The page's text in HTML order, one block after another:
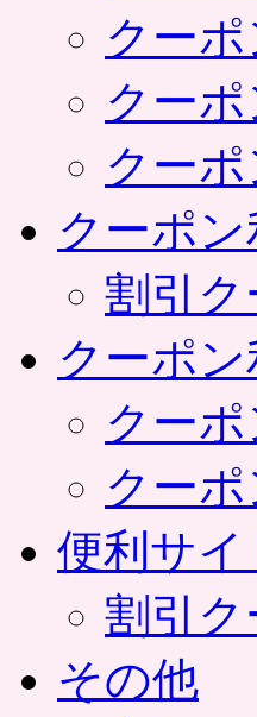
クー
クー
クー
クーポ
割引
クーポ
クー
クー
便利サイ
割引
その他